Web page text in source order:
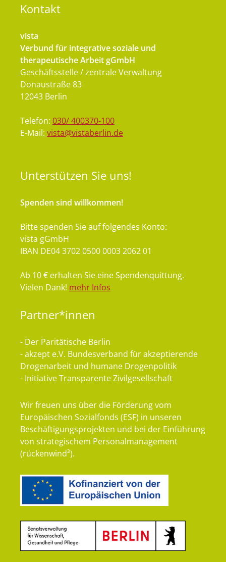
Kontakt
vista
Verbund für integrative soziale und
therapeutische Arbeit gGmbH
Geschäftsstelle / zentrale Verwaltung
Donaustraße 83
12043 Berlin
Telefon: 030/ 400370-100
E-Mail: vista@vistaberlin.de
Unterstützen Sie uns!
Spenden sind willkommen!
Bitte spenden Sie auf folgendes Konto:
vista gGmbH
IBAN DE04 3702 0500 0003 2062 01
Ab 10 € erhalten Sie eine Spendenquittung.
Vielen Dank! mehr Infos
Partner*innen
- Der Paritätische Berlin
- akzept e.V. Bundesverband für akzeptierende
Drogenarbeit und humane Drogenpolitik
- Initiative Transparente Zivilgesellschaft
Wir freuen uns über die Förderung vom
Europäischen Sozialfonds (ESF) in unseren
Beschäftigungsprojekten und bei der Einführung
von strategischem Personalmanagement
(rückenwind³).